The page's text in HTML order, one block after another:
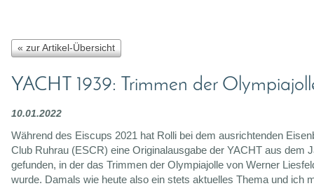
« zur Artikel-Übersicht
YACHT 1939: Trimmen der
10.01.2022
Während des Eiscups 2021 hat Rolli bei dem ausrichtenden
Club Ruhrau (ESCR) eine Originalausgabe der YACHT aus dem
gefunden, in der das Trimmen der Olympiajolle von Werner
wurde. Damals wie heute also ein stets aktuelles Thema und ich